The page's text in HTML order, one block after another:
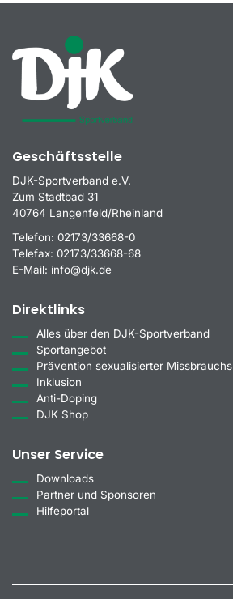
Geschäftsstelle
DJK-Sportverband e.V.
Zum Stadtbad 31
40764 Langenfeld/Rheinland
Telefon: 02173/33668-0
Telefax: 02173/33668-68
E-Mail: info@djk.de
Direktlinks
Alles über den DJK-Sportverband
Sportangebot
Prävention sexualisierter Missbrauchs
Inklusion
Anti-Doping
DJK Shop
Unser Service
Downloads
Partner und Sponsoren
Hilfeportal